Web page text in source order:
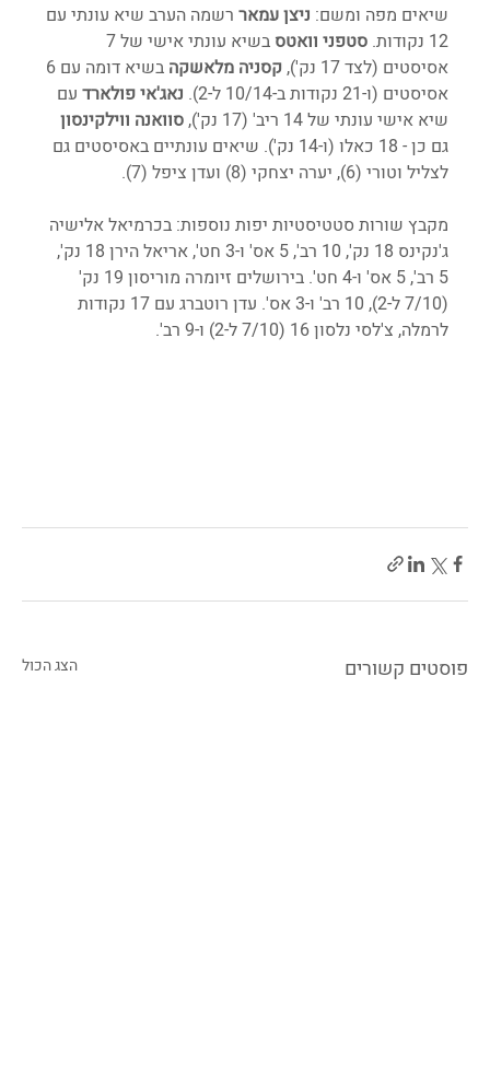
שיאים מפה ומשם: ניצן עמאר רשמה הערב שיא עונתי עם
12 נקודות.
סטפני וואטס
אסיסטים (לצד 17 נק'),
קסניה מלאשקה
אסיסטים (ו-21 נקודות ב-10/14 ל-2).
נאג'אי פולארד עם
שיא אישי עונתי של 14 ריב' (17 נק'),
סוואנה ווילקינסון
גם כן - 18 כאלו (ו-14 נק'). שיאים עונתיים באסיסטים גם
לצליל וטורי (6), יערה יצחקי (8) ועדן ציפל (7).
מקבץ שורות סטטיסטיות יפות נוספות: בכרמיאל אלישיה
ג'נקינס 18 נק', 10 רב', 5 אס' ו-3 חט', אריאל הירן 18 נק',
5 רב', 5 אס' ו-4 חט'. בירושלים זיומרה מוריסון 19 נק'
(7/10 ל-2), 10 רב' ו-3 אס'. עדן רוטברג עם 17 נקודות
לרמלה, צ'לסי נלסון 16 (7/10 ל-2) ו-9 רב'.
פוסטים קשורים הצג הכול